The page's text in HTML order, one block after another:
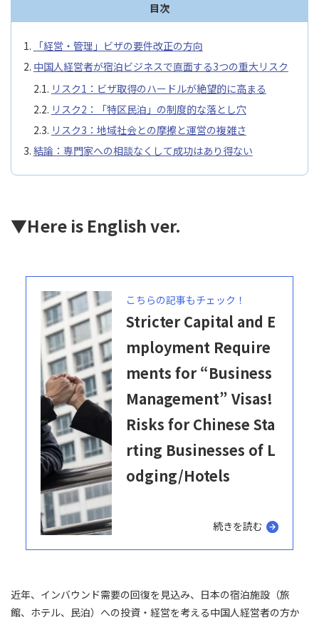
目次
「経営・管理」ビザの要件改正の方向
中国人経営者が宿泊ビジネスで直面する3つの重大リスク
リスク1：ビザ取得のハードルが絶望的に高まる
リスク2：「特区民泊」の制度的な落とし穴
リスク3：地域社会との摩擦と運営の複雑さ
結論：専門家への相談なくして成功はあり得ない
▼Here is English ver.
こちらの記事もチェック！
Stricter Capital and E
mployment Require
ments for “Business
Management” Visas!
Risks for Chinese Sta
rting Businesses of L
odging/Hotels
続きを読む
近年、インバウンド需要の回復を見込み、日本の宿泊施設（旅
館、ホテル、民泊）への投資・経営を考える中国人経営者の方か